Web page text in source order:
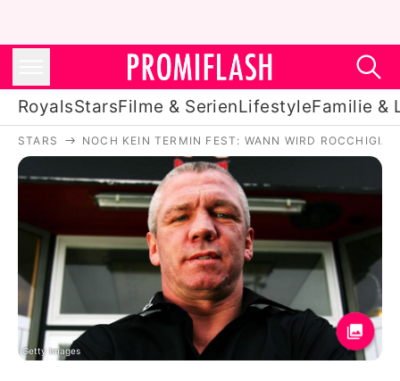
RoyalsStarsFilme & SerienLifestyleFamilie &
Royals
Stars
Filme & Serien
Lifestyle
Familie & Liebe
Promiflash Exklusiv
STARS NOCH KEIN TERMIN FEST: WANN WIRD
Getty Images